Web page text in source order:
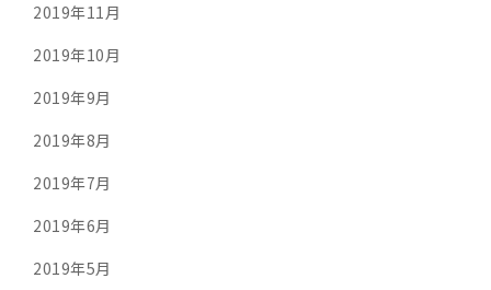
2019年11月
2019年10月
2019年9月
2019年8月
2019年7月
2019年6月
2019年5月